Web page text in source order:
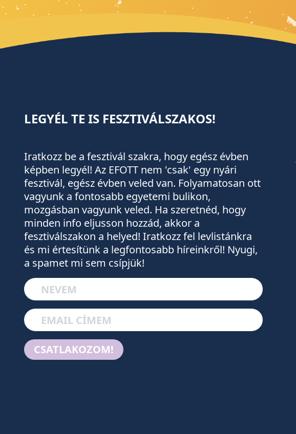
LEGYÉL TE IS FESZTIVÁLSZAKOS!
Iratkozz be a fesztivál szakra, hogy egész évben
képben legyél! Az EFOTT nem 'csak' egy nyári
fesztivál, egész évben veled van. Folyamatosan ott
vagyunk a fontosabb egyetemi bulikon,
mozgásban vagyunk veled. Ha szeretnéd, hogy
minden info eljusson hozzád, akkor a
fesztiválszakon a helyed! Iratkozz fel levlistánkra
és mi értesítünk a legfontosabb híreinkről! Nyugi,
a spamet mi sem csípjük!
CSATLAKOZOM!